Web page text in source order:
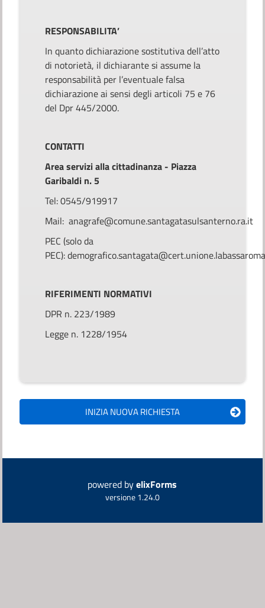
RESPONSABILITA’
In quanto dichiarazione sostitutiva dell’atto
di notorietà, il dichiarante si assume la
responsabilità per l’eventuale falsa
dichiarazione ai sensi degli articoli 75 e 76
del Dpr 445/2000.
CONTATTI
Area servizi alla cittadinanza - Piazza
Garibaldi n. 5
Tel: 0545/919917
Mail: anagrafe@comune.santagatasulsanterno.ra.it
PEC (solo da
PEC):
RIFERIMENTI NORMATIVI
DPR n. 223/1989
Legge n. 1228/1954
powered byelixForms
versione 1.24.0